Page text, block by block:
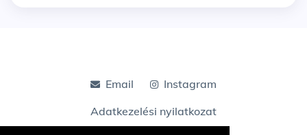
Email
Instagram
Adatkezelési nyilatkozat